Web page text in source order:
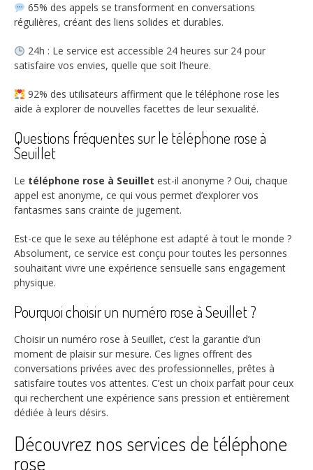
65% des appels se transforment en conversations
régulières, créant des liens solides et durables.
24h : Le service est accessible 24 heures sur 24 pour
satisfaire vos envies, quelle que soit l’heure.
92% des utilisateurs affirment que le téléphone rose les
aide à explorer de nouvelles facettes de leur sexualité.
Questions fréquentes sur le téléphone rose à
Seuillet
Le téléphone rose à Seuillet est-il anonyme ? Oui, chaque
appel est anonyme, ce qui vous permet d’explorer vos
fantasmes sans crainte de jugement.
Est-ce que le sexe au téléphone est adapté à tout le monde ?
Absolument, ce service est conçu pour toutes les personnes
souhaitant vivre une expérience sensuelle sans engagement
physique.
Pourquoi choisir un numéro rose à Seuillet ?
Choisir un numéro rose à Seuillet, c’est la garantie d’un
moment de plaisir sur mesure. Ces lignes offrent des
conversations privées avec des professionnelles, prêtes à
satisfaire toutes vos attentes. C’est un choix parfait pour ceux
qui recherchent une expérience sans pression et entièrement
dédiée à leurs désirs.
Découvrez nos services de téléphone
rose